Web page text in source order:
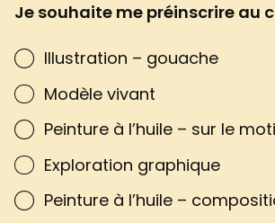
Je souhaite me préinscrire au
Illustration – gouache
Modèle vivant
Peinture à l’huile – sur le
Exploration graphique
Peinture à l’huile –